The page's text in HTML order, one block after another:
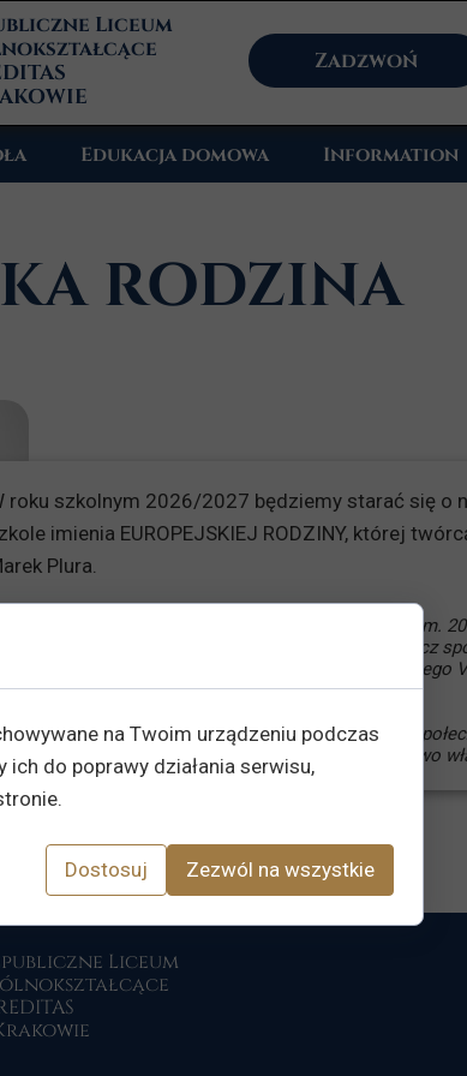
Zadzwoń
Liceum
Edukacja domowa Information
RODZINA
roku szkolnym 2026/2027 będziemy starać się o
imienia EUROPEJSKIEJ RODZINY, której
Plura.
Mirosław Plura (ur. 18 lipca 1970 w Raciborzu, zm.
– polski polityk, psychoterapeuta i działacz
VI i VII kadencji, poseł do Parlamentu Europejskiego
kadencji.
fundacji EUROPEJSKA RODZINA, inicjator
"Lepszy start" i "Budujemy społeczeństwo
Liceum
na Twoim urządzeniu podczas
do poprawy działania serwisu,
Dostosuj Zezwól na wszystkie